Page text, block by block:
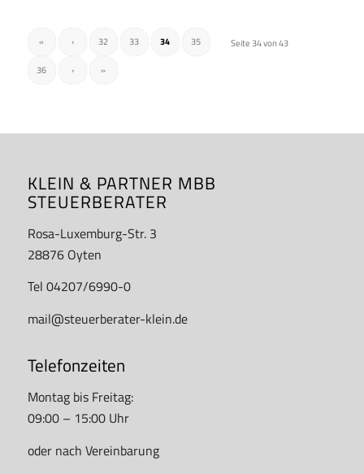
Seite 34 von 43
« ‹ 32 33 34 35
36 › »
KLEIN & PARTNER MBB
STEUERBERATER
Rosa-Luxemburg-Str. 3
28876 Oyten
Tel 04207/6990-0
mail@steuerberater-klein.de
Telefonzeiten
Montag bis Freitag:
09:00 – 15:00 Uhr
oder nach Vereinbarung